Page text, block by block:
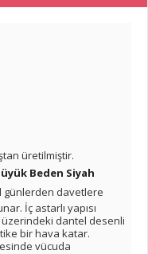
üretilmiştir.
Beden Siyah
günlerden davetlere
İç astarlı yapısı
dantel desenli
bir hava katar.
vücuda